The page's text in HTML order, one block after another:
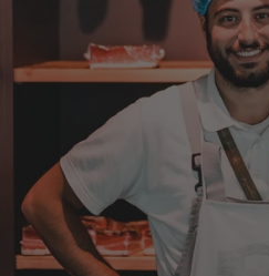
Verifizierter Kunde
Super Qualität.
Verifizierter Kunde
Die Produkte von